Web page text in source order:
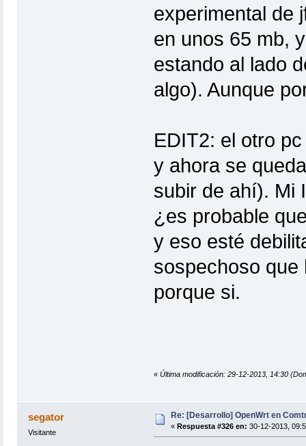
experimental de
en unos 65 mb,
estando al lado
algo). Aunque
EDIT2: el otro
y ahora se
subir de ahí). Mi
¿es probable
y eso esté
sospechoso que
porque si.
« Última modificación: 29-12-2013, 14:30
segator
Visitante
Re: [Desarrollo] OpenWrt en
« Respuesta #326 en: 30-12-2013,